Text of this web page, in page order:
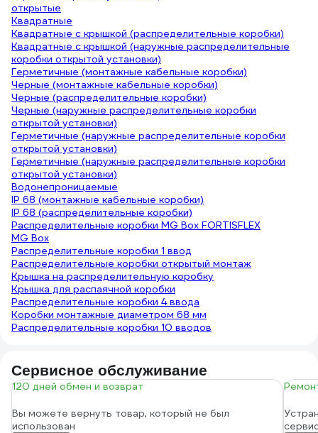
открытые
Квадратные
Квадратные с крышкой (распределительные коробки)
Квадратные с крышкой (наружные распределительные
коробки открытой установки)
Герметичные (монтажные кабельные коробки)
Черные (монтажные кабельные коробки)
Черные (распределительные коробки)
Черные (наружные распределительные коробки
открытой установки)
Герметичные (наружные распределительные коробки
открытой установки)
Герметичные (наружные распределительные коробки
открытой установки)
Водонепроницаемые
IP 68 (монтажные кабельные коробки)
IP 68 (распределительные коробки)
Распределительные коробки MG Box FORTISFLEX
MG Box
Распределительные коробки 1 ввод
Распределительные коробки открытый монтаж
Крышка на распределительную коробку
Крышка для распаячной коробки
Распределительные коробки 4 ввода
Коробки монтажные диаметром 68 мм
Распределительные коробки 10 вводов
Сервисное обслуживание
120 дней обмен и возврат
Вы можете вернуть товар, который не был
использован